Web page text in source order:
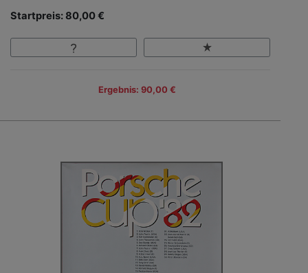
Startpreis: 80,00 €
Ergebnis: 90,00 €